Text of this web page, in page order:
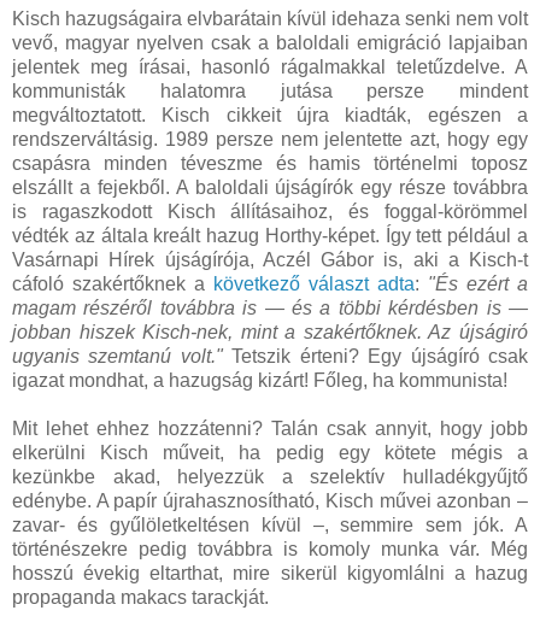
Kisch hazugságaira elvbarátain kívül idehaza senki nem volt
vevő, magyar nyelven csak a baloldali emigráció lapjaiban
jelentek meg írásai, hasonló rágalmakkal teletűzdelve. A
kommunisták halatomra jutása persze mindent
megváltoztatott. Kisch cikkeit újra kiadták, egészen a
rendszerváltásig. 1989 persze nem jelentette azt, hogy egy
csapásra minden téveszme és hamis történelmi toposz
elszállt a fejekből. A baloldali újságírók egy része továbbra
is ragaszkodott Kisch állításaihoz, és foggal-körömmel
védték az általa kreált hazug Horthy-képet. Így tett például a
Vasárnapi Hírek újságírója, Aczél Gábor is, aki a Kisch-t
cáfoló szakértőknek a következő választ adta: "És ezért a
magam részéről továbbra is — és a többi kérdésben is —
jobban hiszek Kisch-nek, mint a szakértőknek. Az újságiró
ugyanis szemtanú volt."Tetszik érteni? Egy újságíró csak
igazat mondhat, a hazugság kizárt! Főleg, ha kommunista!
Mit lehet ehhez hozzátenni? Talán csak annyit, hogy jobb
elkerülni Kisch műveit, ha pedig egy kötete mégis a
kezünkbe akad, helyezzük a szelektív hulladékgyűjtő
edénybe. A papír újrahasznosítható, Kisch művei azonban –
zavar- és gyűlöletkeltésen kívül –, semmire sem jók. A
történészekre pedig továbbra is komoly munka vár. Még
hosszú évekig eltarthat, mire sikerül kigyomlálni a hazug
propaganda makacs tarackját.